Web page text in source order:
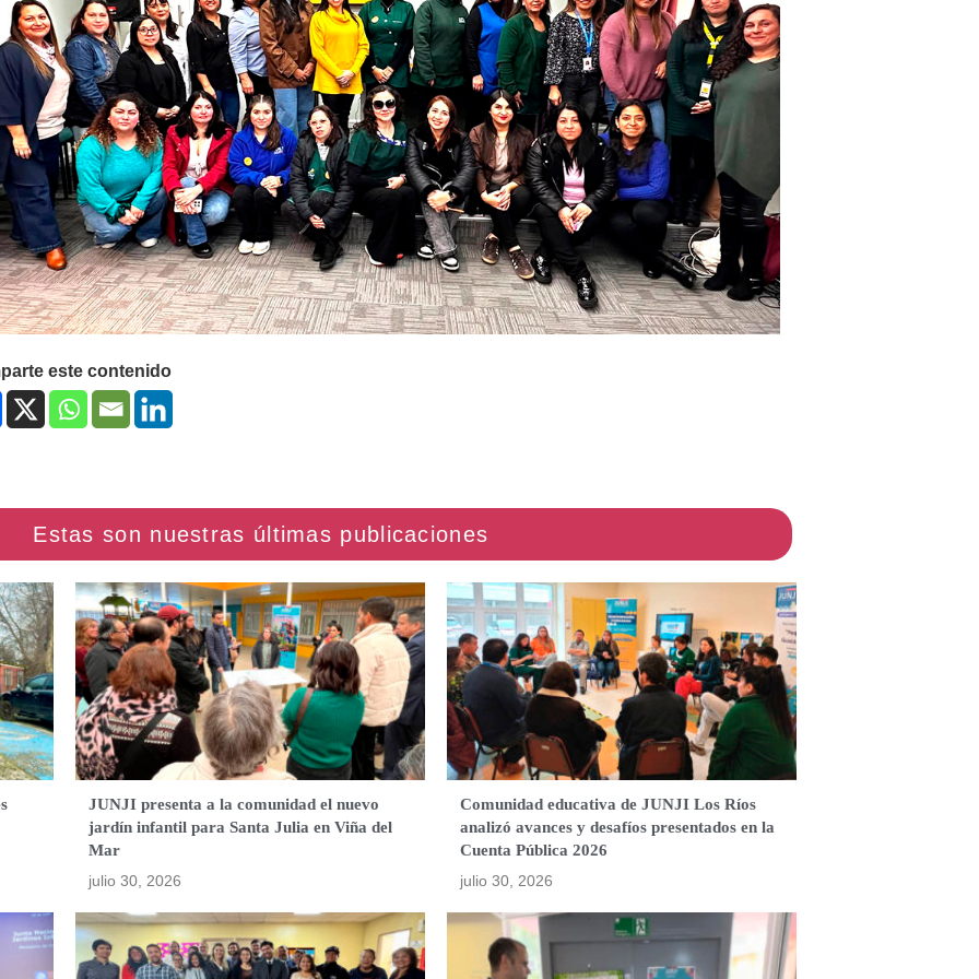
este contenido
JUNJI presenta a la comunidad el nuevo
jardín infantil para Santa Julia en Viña del
Mar
julio 30, 2026
Comunidad educativa de JUNJI Los Ríos
analizó avances y desafíos presentados en la
Cuenta Pública 2026
julio 30, 2026